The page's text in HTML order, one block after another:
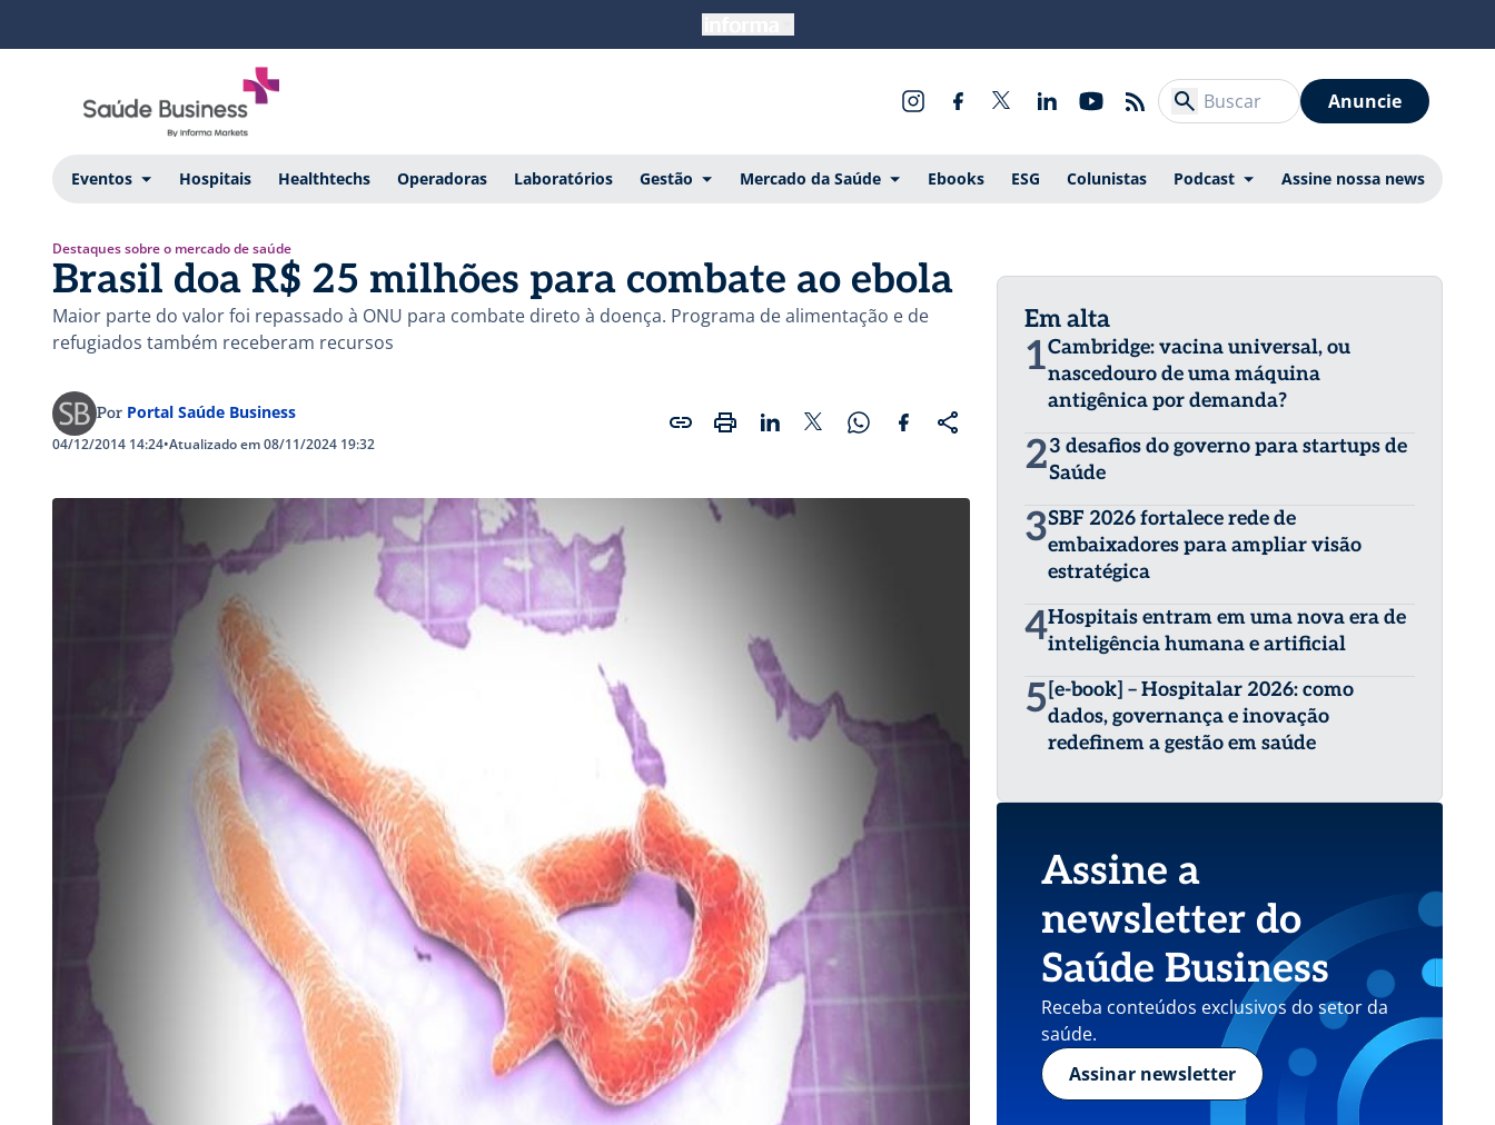
Anuncie
Eventos Hospitais Healthtechs Operadoras Laboratórios Gestão Mercado da Saúde Ebooks ESG Colunistas Podcast Assine nossa news
Destaques sobre o mercado de saúde
Brasil doa R$ 25 milhões para combate ao ebola
Maior parte do valor foi repassado à ONU para combate direto à doença. Programa de alimentação e de
refugiados também receberam recursos
Por Portal Saúde Business
04/12/2014 14:24•Atualizado em 08/11/2024 19:32
Em alta
1Cambridge: vacina universal, ou
nascedouro de uma máquina
antigênica por demanda?
23 desafios do governo para startups de
Saúde
3SBF 2026 fortalece rede de
embaixadores para ampliar visão
estratégica
4Hospitais entram em uma nova era de
inteligência humana e artificial
5 [e-book] – Hospitalar 2026: como
dados, governança e inovação
redefinem a gestão em saúde
Assine a
newsletter do
Saúde Business
Receba conteúdos exclusivos do setor da
saúde.
Assinar newsletter